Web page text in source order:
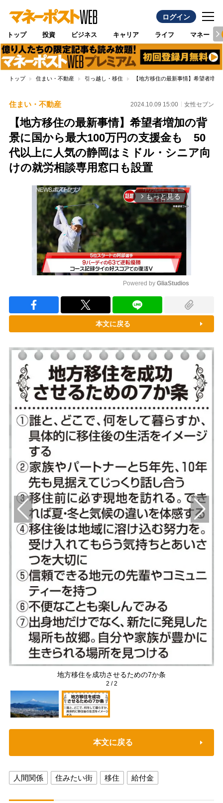
ログイン
トップ 投資 ビジネス キャリア ライフ マネー
トップ 住まい・不動産 引っ越し・移住 【地方移住の最新事情】希望者増
住まい・不動産 2024.10.09 15:00 女性セブン
【地方移住の最新事情】希望者増加の背
景に国から最大100万円の支援金も 50
代以上に人気の静岡はミドル・シニア向
けの就労相談専用窓口も設置
arrow_forward_ios もっと見る
Powered by GliaStudios
本文に戻る
地方移住を成功させるための7か条
2 /2
本文に戻る
人間関係 住みたい街 移住 給付金